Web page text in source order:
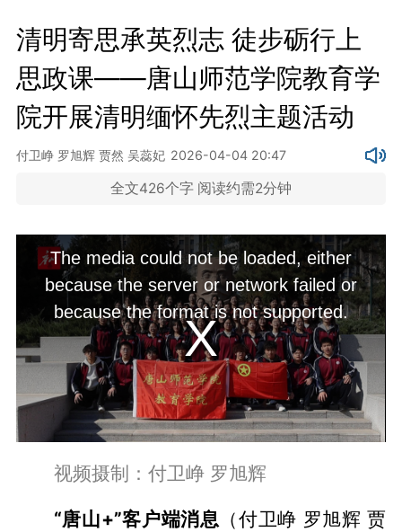
清明寄思承英烈志 徒步砺行上
思政课——唐山师范学院教育学
院开展清明缅怀先烈主题活动
付卫峥 罗旭辉 贾然 吴蕊妃 2026-04-04 20:47
全文426个字 阅读约需2分钟
modal
window.
The media could not be loaded, either
because the server or network failed or
because the format is not supported.
视频摄制：付卫峥 罗旭辉
“唐山+”客户端消息 （付卫峥 罗旭辉 贾